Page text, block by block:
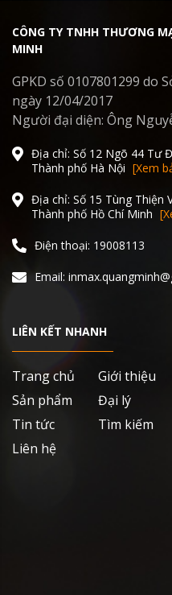
CÔNG TY TNHH THƯƠNG
MINH
GPKD số 0107801299 do
ngày 12/04/2017
Người đại diện: Ông
Địa chỉ: Số 12 Ngõ 44 Tư
Thành phố Hà Nội [Xem
Địa chỉ: Số 15 Tùng Thiện
Thành phố Hồ Chí Minh
Điện thoại: 19008113
Email:
LIÊN KẾT NHANH
Trang chủ
Giới thiệu
Sản phẩm
Đại lý
Tin tức
Tìm kiếm
Liên hệ